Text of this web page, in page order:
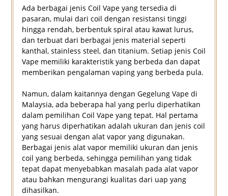
Ada berbagai jenis Coil Vape yang tersedia di
pasaran, mulai dari coil dengan resistansi tinggi
hingga rendah, berbentuk spiral atau kawat lurus,
dan terbuat dari berbagai jenis material seperti
kanthal, stainless steel, dan titanium. Setiap jenis Coil
Vape memiliki karakteristik yang berbeda dan dapat
memberikan pengalaman vaping yang berbeda pula.
Namun, dalam kaitannya dengan Gegelung Vape di
Malaysia, ada beberapa hal yang perlu diperhatikan
dalam pemilihan Coil Vape yang tepat. Hal pertama
yang harus diperhatikan adalah ukuran dan jenis coil
yang sesuai dengan alat vapor yang digunakan.
Berbagai jenis alat vapor memiliki ukuran dan jenis
coil yang berbeda, sehingga pemilihan yang tidak
tepat dapat menyebabkan masalah pada alat vapor
atau bahkan mengurangi kualitas dari uap yang
dihasilkan.